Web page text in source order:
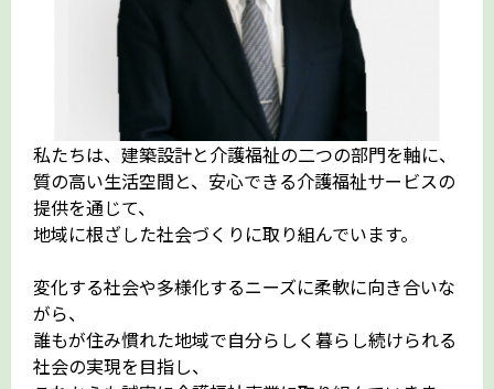
私たちは、建築設計と介護福祉の二つの部門を軸に、
質の高い生活空間と、安心できる介護福祉サービスの
提供を通じて、
地域に根ざした社会づくりに取り組んでいます。
変化する社会や多様化するニーズに柔軟に向き合いな
がら、
誰もが住み慣れた地域で自分らしく暮らし続けられる
社会の実現を目指し、